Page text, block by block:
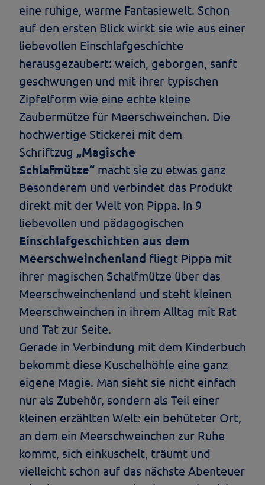
eine ruhige, warme Fantasiewelt. Schon
auf den ersten Blick wirkt sie wie aus einer
liebevollen Einschlafgeschichte
herausgezaubert: weich, geborgen, sanft
geschwungen und mit ihrer typischen
Zipfelform wie eine echte kleine
Zaubermütze für Meerschweinchen. Die
hochwertige Stickerei mit dem
Schriftzug „Magische
Schlafmütze“ macht sie zu etwas ganz
Besonderem und verbindet das Produkt
direkt mit der Welt von Pippa. In 9
liebevollen und pädagogischen
Einschlafgeschichten aus dem
Meerschweinchenland fliegt Pippa mit
ihrer magischen Schalfmütze über das
Meerschweinchenland und steht kleinen
Meerschweinchen in ihrem Alltag mit Rat
und Tat zur Seite.
Gerade in Verbindung mit dem Kinderbuch
bekommt diese Kuschelhöhle eine ganz
eigene Magie. Man sieht sie nicht einfach
nur als Zubehör, sondern als Teil einer
kleinen erzählten Welt: ein behüteter Ort,
an dem ein Meerschweinchen zur Ruhe
kommt, sich einkuschelt, träumt und
vielleicht schon auf das nächste Abenteuer